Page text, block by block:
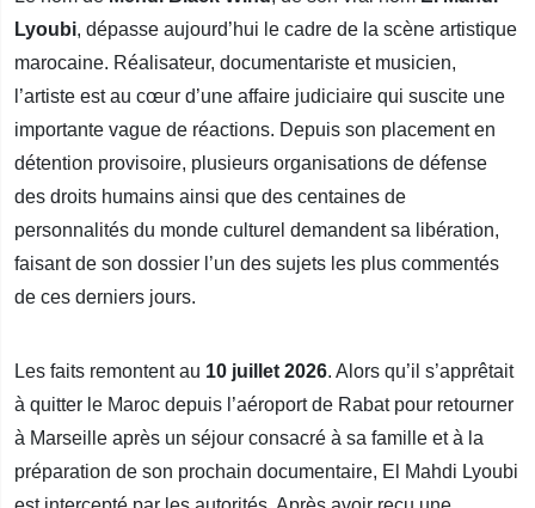
Lyoubi, dépasse aujourd’hui le cadre de la scène artistique
marocaine. Réalisateur, documentariste et musicien,
l’artiste est au cœur d’une affaire judiciaire qui suscite une
importante vague de réactions. Depuis son placement en
détention provisoire, plusieurs organisations de défense
des droits humains ainsi que des centaines de
personnalités du monde culturel demandent sa libération,
faisant de son dossier l’un des sujets les plus commentés
de ces derniers jours.
Les faits remontent au 10 juillet 2026. Alors qu’il s’apprêtait
à quitter le Maroc depuis l’aéroport de Rabat pour retourner
à Marseille après un séjour consacré à sa famille et à la
préparation de son prochain documentaire, El Mahdi Lyoubi